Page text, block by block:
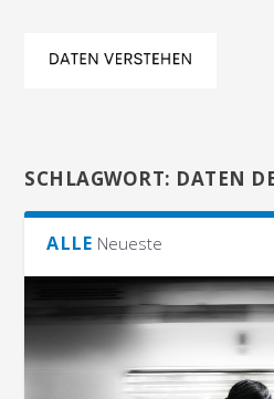
SCHLAGWORT: DATEN
ALLE Neueste